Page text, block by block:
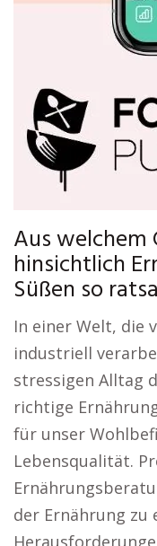
Aus welchem
hinsichtlich
Süßen so
In einer Welt, die
industriell
stressigen Alltag
richtige
für unser
Lebensqualität.
der Ernährung zu